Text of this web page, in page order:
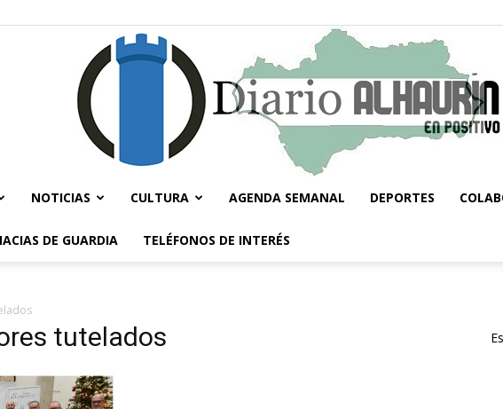
NOTICIAS CULTURA AGENDA SEMANAL DEPORTES
DE GUARDIA TELÉFONOS DE INTERÉS
tutelados